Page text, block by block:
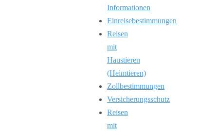
Informationen
Einreisebestimmungen
Reisen
mit
Haustieren
(Heimtieren)
Zollbestimmungen
Versicherungsschutz
Reisen
mit